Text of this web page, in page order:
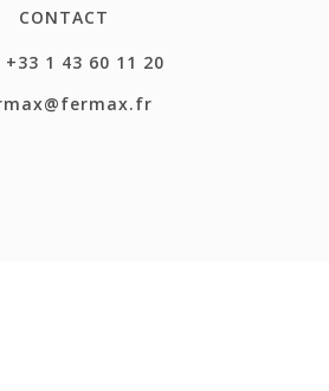
CONTACT
1 43 60 11 20